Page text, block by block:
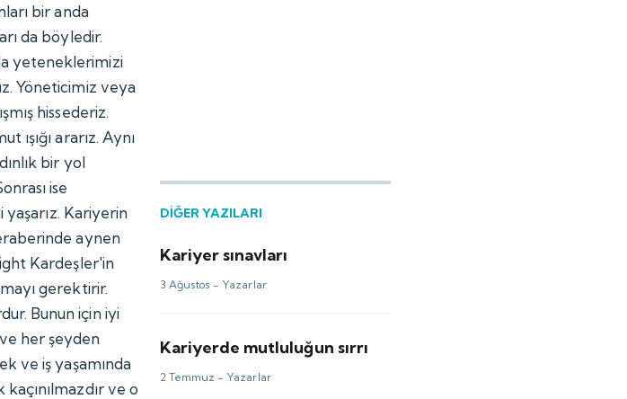
bir anda
da böyledir.
yeteneklerimizi
Yöneticimiz veya
hissederiz.
ışığı ararız. Aynı
bir yol
ise
Kariyerin
aynen
Kardeşler'in
gerektirir.
Bunun için iyi
her şeyden
ve iş yaşamında
ve o
DİĞER YAZILARI
Kariyer sınavları
3 Ağustos - Yazarlar
Kariyerde mutluluğun sırrı
2 Temmuz - Yazarlar